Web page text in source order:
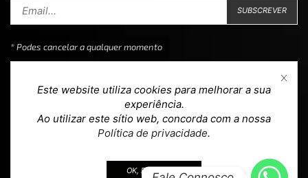
* Podes cancelar a qualquer momento
Copyright © 2023Loja 39. Todos os direitos reservados.
Este website utiliza cookies para melhorar a sua
experiência.
Ao utilizar este sítio web, concorda com a nossa
Política de privacidade.
OK, EU ACEITO.